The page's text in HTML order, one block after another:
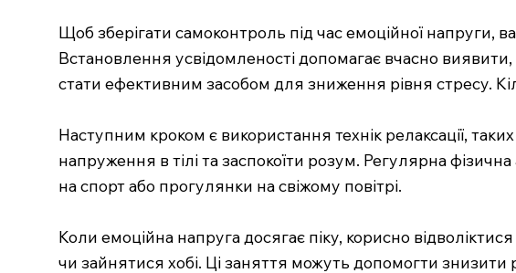
Щоб зберігати самоконтроль під час емоційної напруги,
Встановлення усвідомленості допомагає вчасно
стати ефективним засобом для зниження рівня стресу.
Наступним кроком є використання технік релаксації,
напруження в тілі та заспокоїти розум. Регулярна
на спорт або прогулянки на свіжому повітрі.
Коли емоційна напруга досягає піку, корисно
чи зайнятися хобі. Ці заняття можуть допомогти